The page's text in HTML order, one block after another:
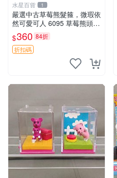
水星百貨 1
嚴選中古草莓熊髮箍，微瑕依
然可愛可人 6095 草莓熊頭飾
中古髮圈 熊寶 寶寶 娃娃熊髮
箍 中古收藏 玩具髮夾
$360 84折
折扣碼